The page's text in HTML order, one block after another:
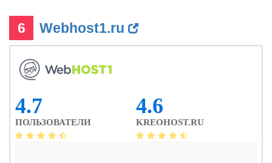
6 Webhost1.ru
4.7
ПОЛЬЗОВАТЕЛИ
4.6
KREOHOST.RU